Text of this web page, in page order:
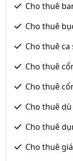
Cho thuê
Cho thuê
Cho thuê ca
Cho thuê
Cho thuê
Cho thuê
Cho thuê
Cho thuê